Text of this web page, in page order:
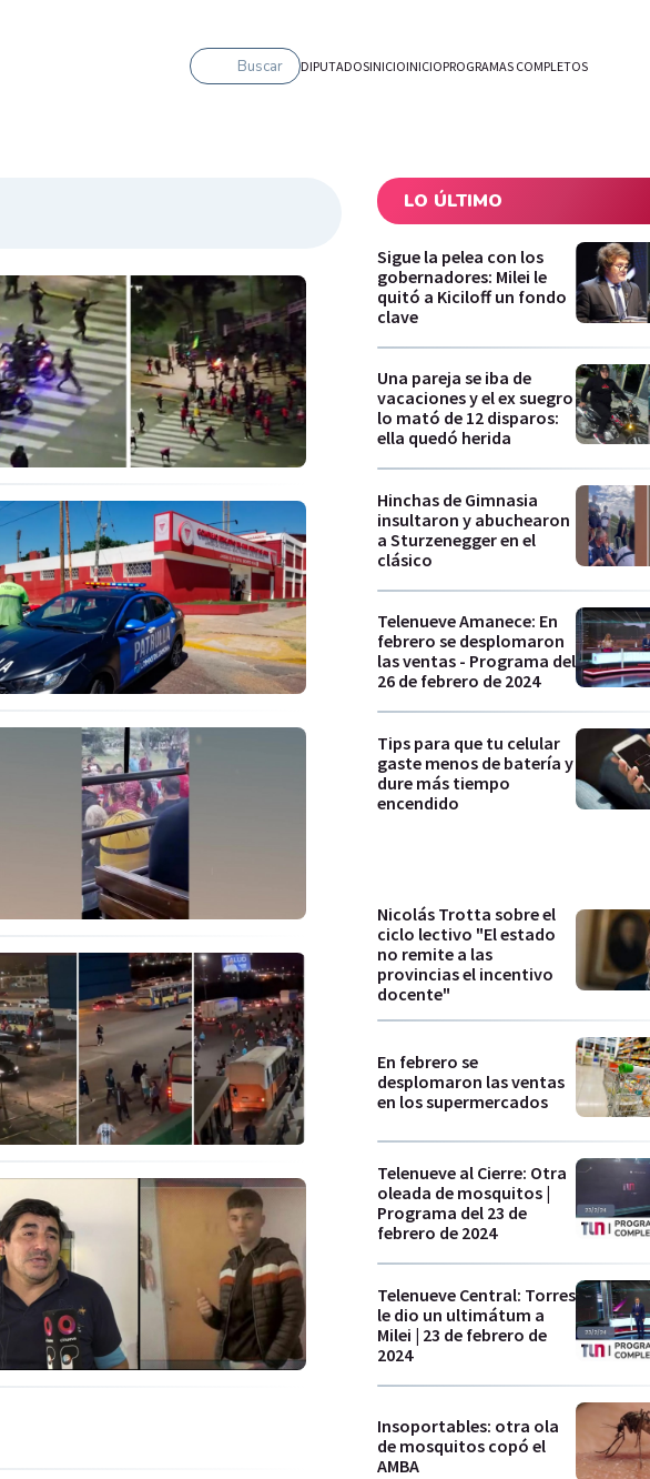
Buscar DIPUTADOSINICIOINICIOPROGRAMAS COMPLETOS
LO ÚLTIMO
Sigue la pelea con los
gobernadores: Milei le
quitó a Kiciloff un fondo
clave
Una pareja se iba de
vacaciones y el ex suegro
lo mató de 12 disparos:
ella quedó herida
Hinchas de Gimnasia
insultaron y abuchearon
a Sturzenegger en el
clásico
Telenueve Amanece: En
febrero se desplomaron
las ventas - Programa del
26 de febrero de 2024
Tips para que tu celular
gaste menos de batería y
dure más tiempo
encendido
Nicolás Trotta sobre el
ciclo lectivo "El estado
no remite a las
provincias el incentivo
docente"
En febrero se
desplomaron las ventas
en los supermercados
Telenueve al Cierre: Otra
oleada de mosquitos |
Programa del 23 de
febrero de 2024
Telenueve Central: Torres
le dio un ultimátum a
Milei | 23 de febrero de
2024
Insoportables: otra ola
de mosquitos copó el
AMBA